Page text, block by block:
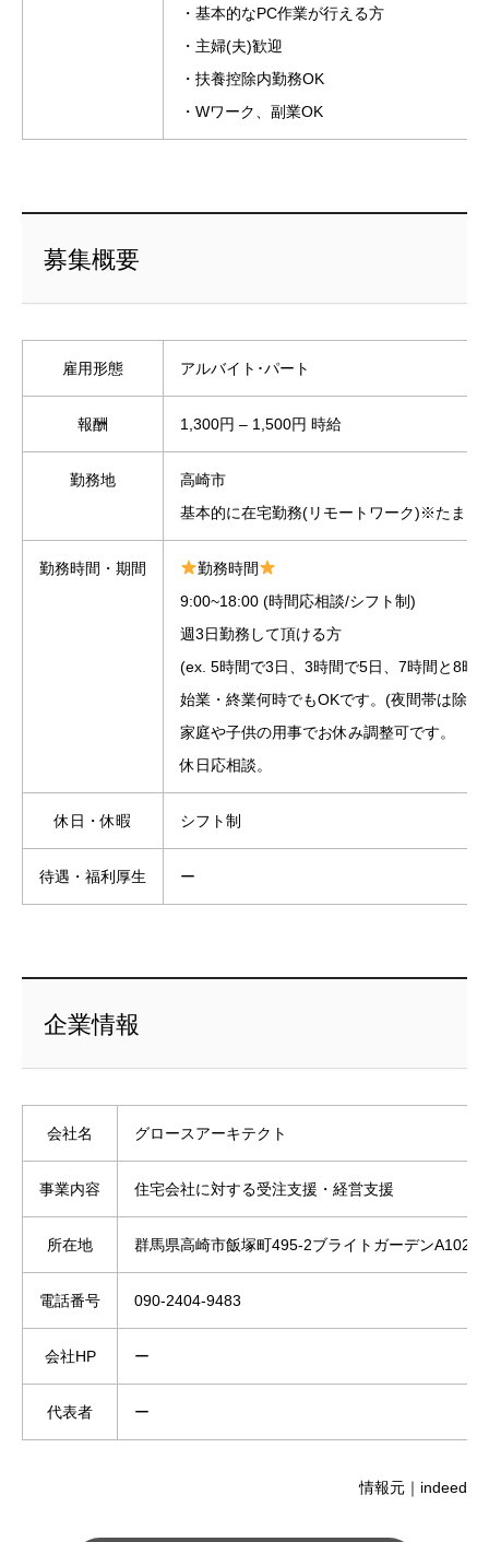
・基本的なPC作業が行える方
・主婦(夫)歓迎
・扶養控除内勤務OK
・Wワーク、副業OK
募集概要
雇用形態 アルバイト･パート
報酬 1,300円 – 1,500円 時給
勤務地
高崎市
基本的に在宅勤務(リモートワーク)※たまに
勤務時間・期間
勤務時間
9:00~18:00 (時間応相談/シフト制)
週3日勤務して頂ける方
(ex. 5時間で3日、3時間で5日、7時間と8時
始業・終業何時でもOKです。(夜間帯は除く)
家庭や子供の用事でお休み調整可です。
休日応相談。
休日・休暇 シフト制
待遇・福利厚生 ー
企業情報
会社名 グロースアーキテクト
事業内容 住宅会社に対する受注支援・経営支援
所在地 群馬県高崎市飯塚町495-2ブライトガーデンA102号
電話番号 090-2404-9483
会社HP ー
代表者 ー
情報元｜indeed